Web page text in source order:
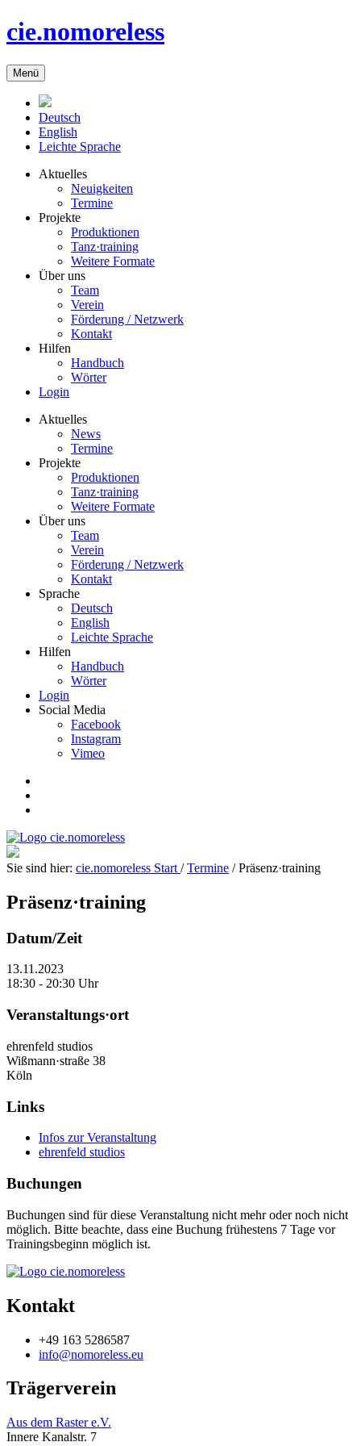
cie.nomoreless
Menü
Deutsch
English
Leichte Sprache
Aktuelles
Neuigkeiten
Termine
Projekte
Produktionen
Tanz·training
Weitere Formate
Über uns
Team
Verein
Förderung / Netzwerk
Kontakt
Hilfen
Handbuch
Wörter
Login
Aktuelles
News
Termine
Projekte
Produktionen
Tanz·training
Weitere Formate
Über uns
Team
Verein
Förderung / Netzwerk
Kontakt
Sprache
Deutsch
English
Leichte Sprache
Hilfen
Handbuch
Wörter
Login
Social Media
Facebook
Instagram
Vimeo
Sie sind hier: cie.nomoreless Start /Termine /Präsenz·training
Präsenz·training
Datum/Zeit
13.11.2023
18:30 - 20:30 Uhr
Veranstaltungs·ort
ehrenfeld studios
Wißmann·straße 38
Köln
Links
Infos zur Veranstaltung
ehrenfeld studios
Buchungen
Buchungen sind für diese Veranstaltung nicht mehr oder noch nicht
möglich. Bitte beachte, dass eine Buchung frühestens 7 Tage vor
Trainingsbeginn möglich ist.
Kontakt
+49 163 5286587
info@nomoreless.eu
Trägerverein
Aus dem Raster e.V.
Innere Kanalstr. 7